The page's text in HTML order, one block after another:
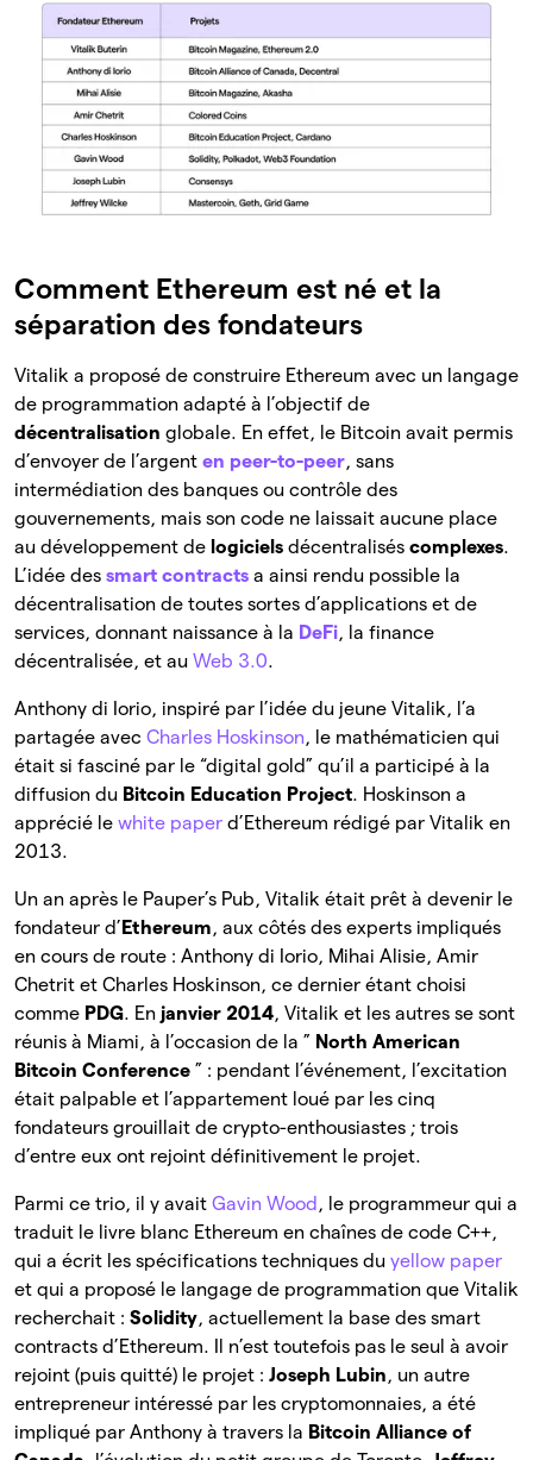
Comment Ethereum est né et la
séparation des fondateurs
Vitalik a proposé de construire Ethereum avec un langage
de programmation adapté à l’objectif de
décentralisation globale. En effet, le Bitcoin avait permis
d’envoyer de l’argent en peer-to-peer, sans
intermédiation des banques ou contrôle des
gouvernements, mais son code ne laissait aucune place
au développement de logiciels décentralisés complexes.
L’idée des smart contracts a ainsi rendu possible la
décentralisation de toutes sortes d’applications et de
services, donnant naissance à la DeFi, la finance
décentralisée, et au Web 3.0.
Anthony di Iorio, inspiré par l’idée du jeune Vitalik, l’a
partagée avec Charles Hoskinson, le mathématicien qui
était si fasciné par le “digital gold” qu’il a participé à la
diffusion du Bitcoin Education Project. Hoskinson a
apprécié le white paper d’Ethereum rédigé par Vitalik en
2013.
Un an après le Pauper’s Pub, Vitalik était prêt à devenir le
fondateur d’ Ethereum, aux côtés des experts impliqués
en cours de route : Anthony di Iorio, Mihai Alisie, Amir
Chetrit et Charles Hoskinson, ce dernier étant choisi
comme PDG. En janvier 2014, Vitalik et les autres se sont
réunis à Miami, à l’occasion de la ” North American
Bitcoin Conference ” : pendant l’événement, l’excitation
était palpable et l’appartement loué par les cinq
fondateurs grouillait de crypto-enthousiastes ; trois
d’entre eux ont rejoint définitivement le projet.
Parmi ce trio, il y avait Gavin Wood , le programmeur qui a
traduit le livre blanc Ethereum en chaînes de code C++,
qui a écrit les spécifications techniques du yellow paper
et qui a proposé le langage de programmation que Vitalik
recherchait : Solidity, actuellement la base des smart
contracts d’Ethereum. Il n’est toutefois pas le seul à avoir
rejoint (puis quitté) le projet : Joseph Lubin, un autre
entrepreneur intéressé par les cryptomonnaies, a été
impliqué par Anthony à travers la Bitcoin Alliance of